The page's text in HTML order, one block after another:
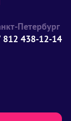
Петербург
812 438-12-14